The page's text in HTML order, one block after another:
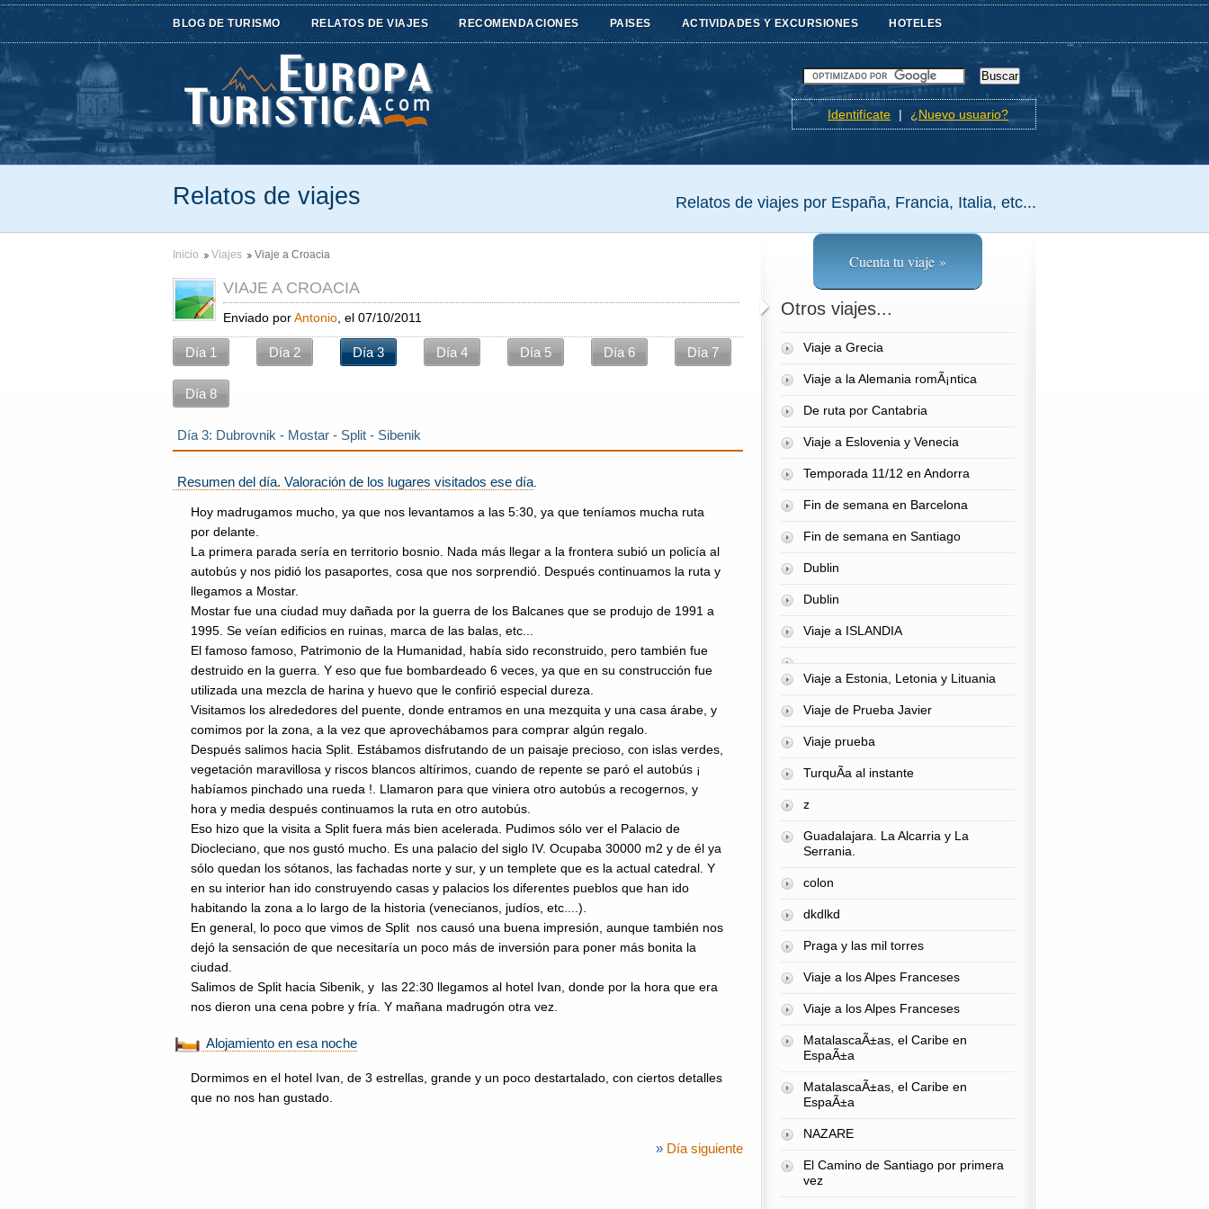
BLOG DE TURISMO RELATOS DE VIAJES RECOMENDACIONES PAISES ACTIVIDADES Y EXCURSIONES HOTELES
Identifícate | ¿Nuevo usuario?
Relatos de viajes Relatos de viajes por España, Francia, Italia, etc...
Inicio Viajes Viaje a Croacia
VIAJE A CROACIA
Enviado porAntonio , el 07/10/2011
Día 1 Día 2 Día 3 Día 4 Día 5 Día 6 Día 7
Día 8
Día 3: Dubrovnik - Mostar - Split - Sibenik
Resumen del día. Valoración de los lugares visitados ese día
Hoy madrugamos mucho, ya que nos levantamos a las 5:30, ya que teníamos mucha ruta
por delante.
La primera parada sería en territorio bosnio. Nada más llegar a la frontera subió un policía al
autobús y nos pidió los pasaportes, cosa que nos sorprendió. Después continuamos la ruta y
llegamos a Mostar.
Mostar fue una ciudad muy dañada por la guerra de los Balcanes que se produjo de 1991 a
1995. Se veían edificios en ruinas, marca de las balas, etc...
El famoso famoso, Patrimonio de la Humanidad, había sido reconstruido, pero también fue
destruido en la guerra. Y eso que fue bombardeado 6 veces, ya que en su construcción fue
utilizada una mezcla de harina y huevo que le confirió especial dureza.
Visitamos los alrededores del puente, donde entramos en una mezquita y una casa árabe, y
comimos por la zona, a la vez que aprovechábamos para comprar algún regalo.
Después salimos hacia Split. Estábamos disfrutando de un paisaje precioso, con islas verdes,
vegetación maravillosa y riscos blancos altírimos, cuando de repente se paró el autobús ¡
habíamos pinchado una rueda !. Llamaron para que viniera otro autobús a recogernos, y
hora y media después continuamos la ruta en otro autobús.
Eso hizo que la visita a Split fuera más bien acelerada. Pudimos sólo ver el Palacio de
Diocleciano, que nos gustó mucho. Es una palacio del siglo IV. Ocupaba 30000 m2 y de él ya
sólo quedan los sótanos, las fachadas norte y sur, y un templete que es la actual catedral. Y
en su interior han ido construyendo casas y palacios los diferentes pueblos que han ido
habitando la zona a lo largo de la historia (venecianos, judíos, etc....).
En general, lo poco que vimos de Split nos causó una buena impresión, aunque también nos
dejó la sensación de que necesitaría un poco más de inversión para poner más bonita la
ciudad.
Salimos de Split hacia Sibenik, y las 22:30 llegamos al hotel Ivan, donde por la hora que era
nos dieron una cena pobre y fría. Y mañana madrugón otra vez.
Alojamiento en esa noche
Dormimos en el hotel Ivan, de 3 estrellas, grande y un poco destartalado, con ciertos detalles
que no nos han gustado.
» Día siguiente
Cuenta tu viaje »
Otros viajes...
Viaje a Grecia
Viaje a la Alemania romÃ¡ntica
De ruta por Cantabria
Viaje a Eslovenia y Venecia
Temporada 11/12 en Andorra
Fin de semana en Barcelona
Fin de semana en Santiago
Dublin
Dublin
Viaje a ISLANDIA
Viaje a Estonia, Letonia y Lituania
Viaje de Prueba Javier
Viaje prueba
TurquÃ­a al instante
z
Guadalajara. La Alcarria y La
Serrania.
colon
dkdlkd
Praga y las mil torres
Viaje a los Alpes Franceses
Viaje a los Alpes Franceses
MatalascaÃ±as, el Caribe en
EspaÃ±a
MatalascaÃ±as, el Caribe en
EspaÃ±a
NAZARE
El Camino de Santiago por primera
vez